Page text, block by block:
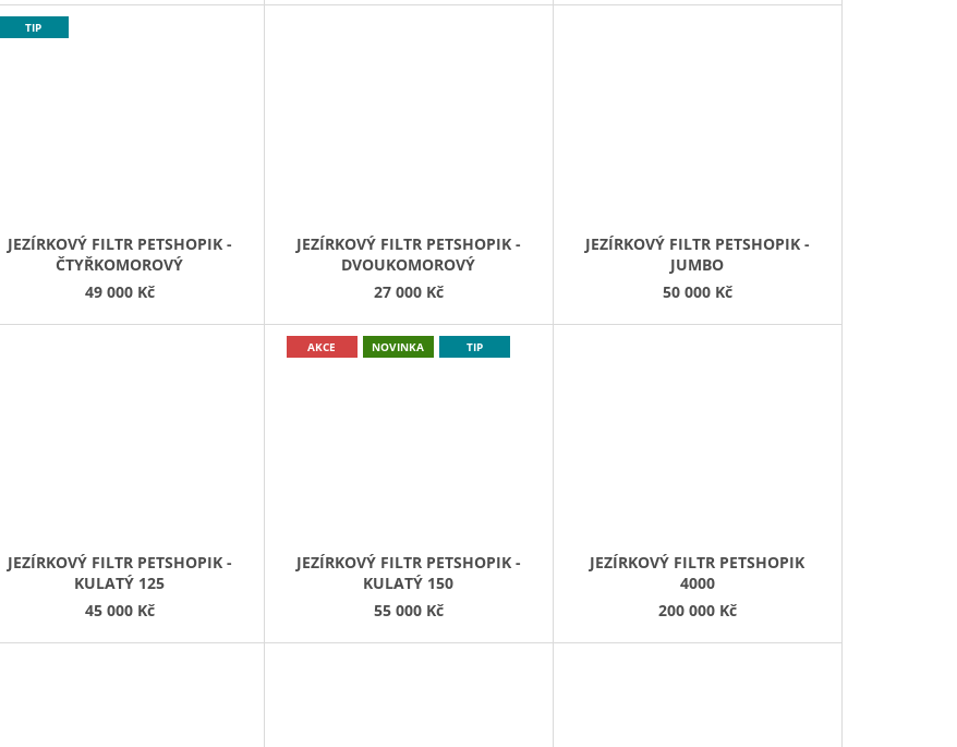
TIP
JEZÍRKOVÝ FILTR PETSHOPIK -
ČTYŘKOMOROVÝ
49 000 Kč
JEZÍRKOVÝ FILTR PETSHOPIK -
DVOUKOMOROVÝ
27 000 Kč
JEZÍRKOVÝ FILTR PETSHOPIK -
JUMBO
50 000 Kč
JEZÍRKOVÝ FILTR PETSHOPIK -
KULATÝ 125
45 000 Kč
AKCE NOVINKA TIP
JEZÍRKOVÝ FILTR PETSHOPIK -
KULATÝ 150
55 000 Kč
JEZÍRKOVÝ FILTR PETSHOPIK
4000
200 000 Kč